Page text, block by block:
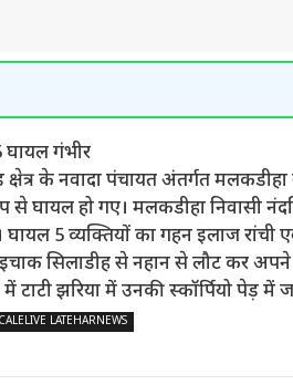
घायल गंभीर
क्षेत्र के नवादा पंचायत अंतर्गत
से घायल हो गए। मलकडीहा निवासी
घायल 5 व्यक्तियों का गहन इलाज रांची
सिलाडीह से नहान से लौट कर अपने
टाटी झरिया में उनकी स्कॉर्पियो पेड़
LATEHARNEWS